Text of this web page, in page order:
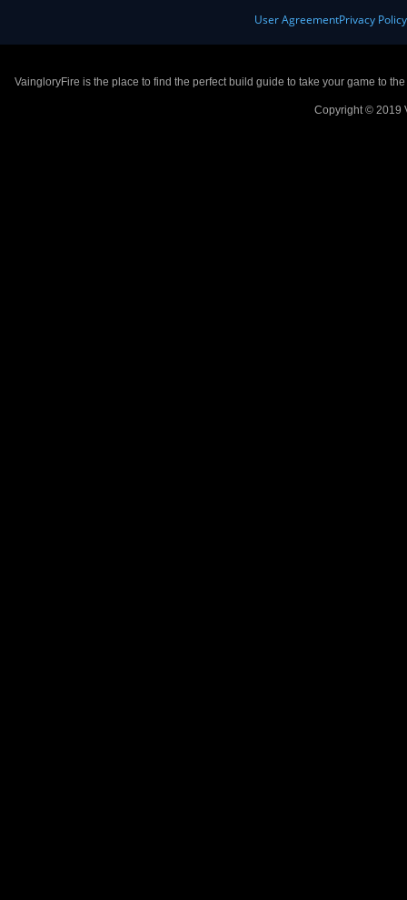
User AgreementPrivacy Policy
VaingloryFire is the place to find the perfect build guide to take your game to
Copyright © 2019